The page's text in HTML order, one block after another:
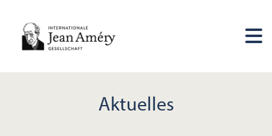
Aktuelles